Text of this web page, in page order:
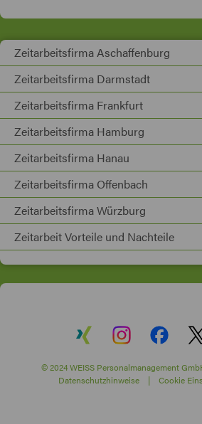
Zeitarbeitsfirma Aschaffenburg
Zeitarbeitsfirma Darmstadt
Zeitarbeitsfirma Frankfurt
Zeitarbeitsfirma Hamburg
Zeitarbeitsfirma Hanau
Zeitarbeitsfirma Offenbach
Zeitarbeitsfirma Würzburg
Zeitarbeit Vorteile und Nachteile
© 2024 WEISS Personalmanagement
Datenschutzhinweise| Cookie